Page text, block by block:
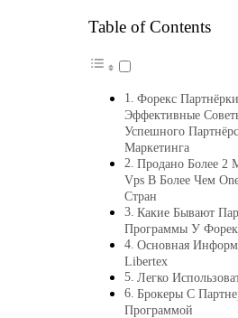
Table of Contents
Форекс
Эффективные
Успешного
Маркетинга
Продано Более 2
Vps В Более Чем
Стран
Какие Бывают
Программы У
Основная
Libertex
Легко
Брокеры С
Программой